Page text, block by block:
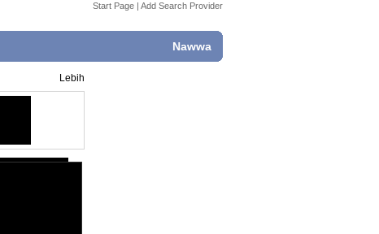
Start Page | Add Search Provider
Nawwa
Lebih